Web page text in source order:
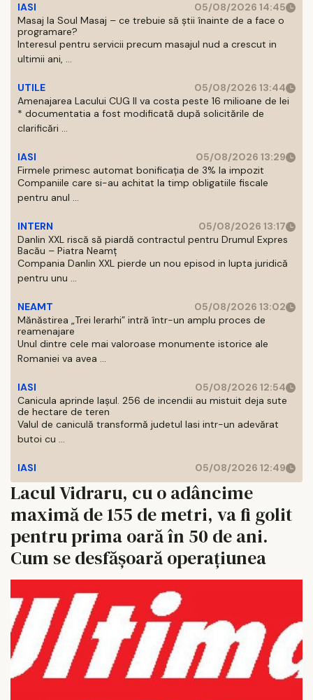
IASI
05/08/2026 14:45
Masaj la Soul Masaj – ce trebuie să știi înainte de a face o
programare?
Interesul pentru servicii precum masajul nud a crescut in
ultimii ani, ...
UTILE
05/08/2026 13:44
Amenajarea Lacului CUG II va costa peste 16 milioane de lei
* documentatia a fost modificată după solicitările de
clarificări ...
IASI
05/08/2026 13:29
Firmele primesc automat bonificația de 3% la impozit
Companiile care si-au achitat la timp obligatiile fiscale
pentru anul ...
INTERN
05/08/2026 13:17
Danlin XXL riscă să piardă contractul pentru Drumul Expres
Bacău – Piatra Neamț
Compania Danlin XXL pierde un nou episod in lupta juridică
pentru unu ...
NEAMT
05/08/2026 13:02
Mănăstirea „Trei Ierarhi” intră într-un amplu proces de
reamenajare
Unul dintre cele mai valoroase monumente istorice ale
Romaniei va avea ...
IASI
05/08/2026 12:54
Canicula aprinde Iașul. 256 de incendii au mistuit deja sute
de hectare de teren
Valul de caniculă transformă judetul Iasi intr-un adevărat
butoi cu ...
IASI 05/08/2026 12:49
Lacul Vidraru, cu o adâncime
maximă de 155 de metri, va fi golit
pentru prima oară în 50 de ani.
Cum se desfășoară operațiunea